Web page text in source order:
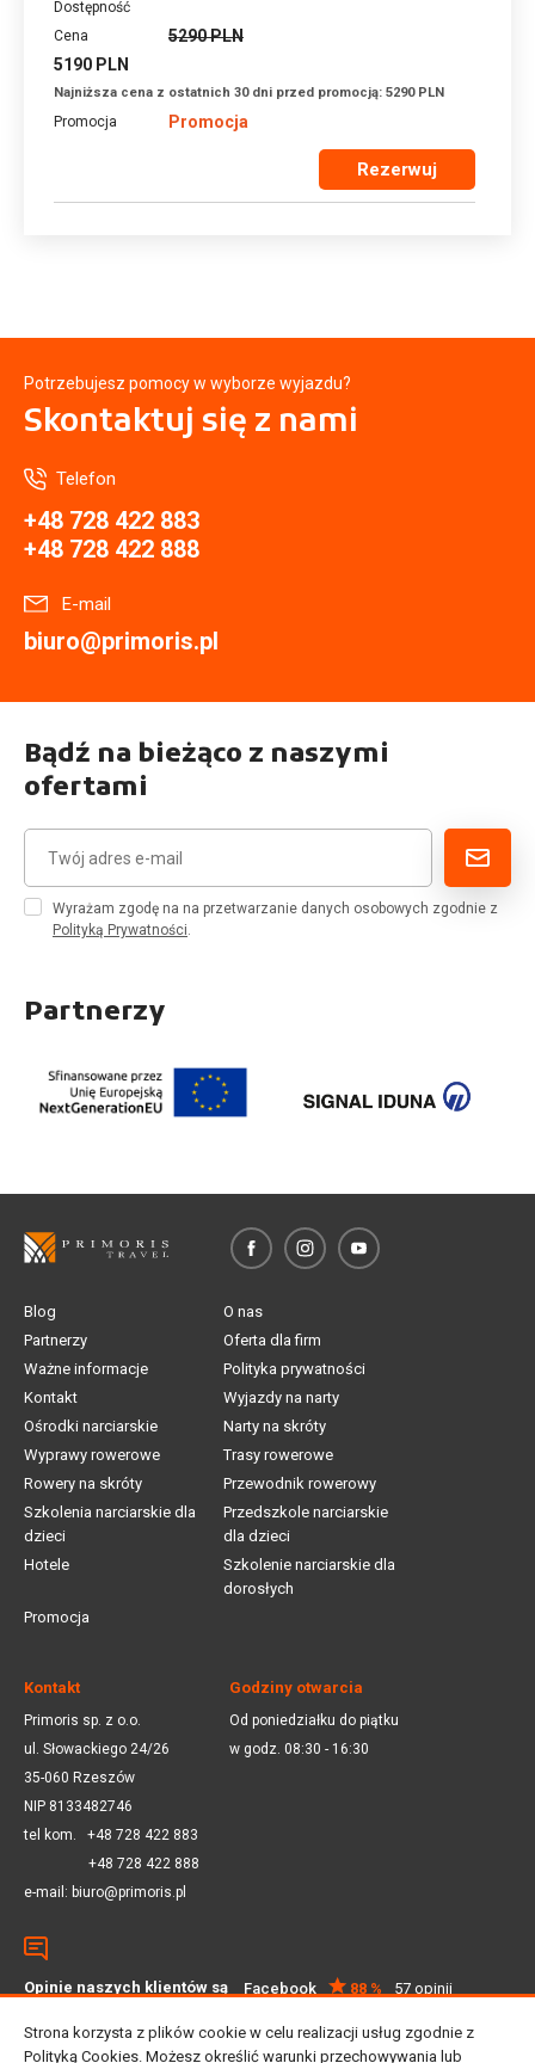
5290 PLN
5190 PLN
Najniższa cena z ostatnich 30 dni przed promocją: 5290 PLN
Promocja
Rezerwuj
Potrzebujesz pomocy w wyborze wyjazdu?
Skontaktuj się z nami
Telefon
+48 728 422 883
+48 728 422 888
E-mail
biuro@primoris.pl
Bądź na bieżąco z naszymi
ofertami
Wyrażam zgodę na na przetwarzanie danych osobowych zgodnie z
Polityką Prywatności.
Partnerzy
Blog
O nas
Partnerzy
Oferta dla firm
Ważne informacje
Polityka prywatności
Kontakt
Wyjazdy na narty
Ośrodki narciarskie
Narty na skróty
Wyprawy rowerowe
Trasy rowerowe
Rowery na skróty
Przewodnik rowerowy
Szkolenia narciarskie dla
dzieci
Przedszkole narciarskie
dla dzieci
Hotele
Szkolenie narciarskie dla
dorosłych
Promocja
Kontakt
Primoris sp. z o.o.
ul. Słowackiego 24/26
35-060 Rzeszów
NIP 8133482746
tel kom. +48 728 422 883
+48 728 422 888
e-mail: biuro@primoris.pl
Godziny otwarcia
Od poniedziałku do piątku
w godz. 08:30 - 16:30
Opinie naszych klientów są
Facebook 88 %
57 opinii
Strona korzysta z plików cookie w celu realizacji usług zgodnie z
Polityką Cookies. Możesz określić warunki przechowywania lub